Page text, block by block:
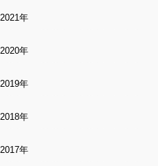
2021年
2020年
2019年
2018年
2017年